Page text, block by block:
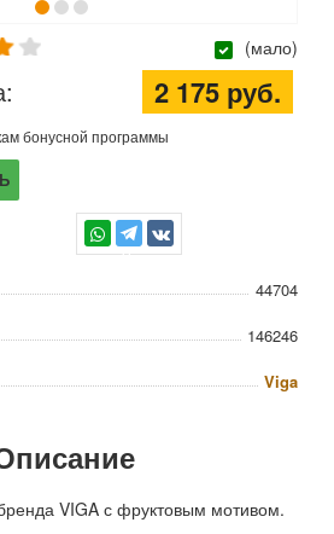
(мало)
2 175 руб.
бонусной программы
TG
44704
146246
Viga
VIGA с фруктовым мотивом.